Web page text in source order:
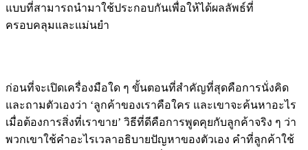
แบบที่สามารถนำมาใช้ประกอบกันเพื่อให้ได้ผลลัพธ์ที่
ครอบคลุมและแม่นยำ
ก่อนที่จะเปิดเครื่องมือใด ๆ ขั้นตอนที่สำคัญที่สุดคือการนั่งคิด
และถามตัวเองว่า ‘ลูกค้าของเราคือใคร และเขาจะค้นหาอะไร
เมื่อต้องการสิ่งที่เราขาย’ วิธีที่ดีคือการพูดคุยกับลูกค้าจริง ๆ ว่า
พวกเขาใช้คำอะไรเวลาอธิบายปัญหาของตัวเอง คำที่ลูกค้าใช้